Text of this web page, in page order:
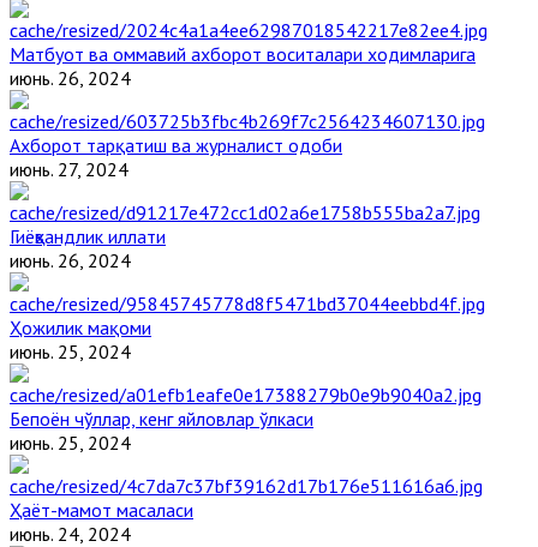
Матбуот ва оммавий ахборот воситалари ходимларига
июнь. 26, 2024
Ахборот тарқатиш ва журналист одоби
июнь. 27, 2024
Гиёҳвандлик иллати
июнь. 26, 2024
Ҳожилик мақоми
июнь. 25, 2024
Бепоён чўллар, кенг яйловлар ўлкаси
июнь. 25, 2024
Ҳаёт-мамот масаласи
июнь. 24, 2024